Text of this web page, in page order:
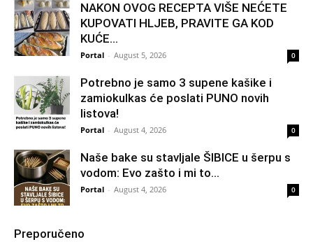
NAKON OVOG RECEPTA VIŠE NEĆETE
KUPOVATI HLJEB, PRAVITE GA KOD
KUĆE…
Portal - August 5, 2026 0
Potrebno je samo 3 supene kašike i
zamiokulkas će poslati PUNO novih
listova!
Portal - August 4, 2026 0
Naše bake su stavljale ŠIBICE u šerpu s
vodom: Evo zašto i mi to...
Portal - August 4, 2026 0
Preporučeno